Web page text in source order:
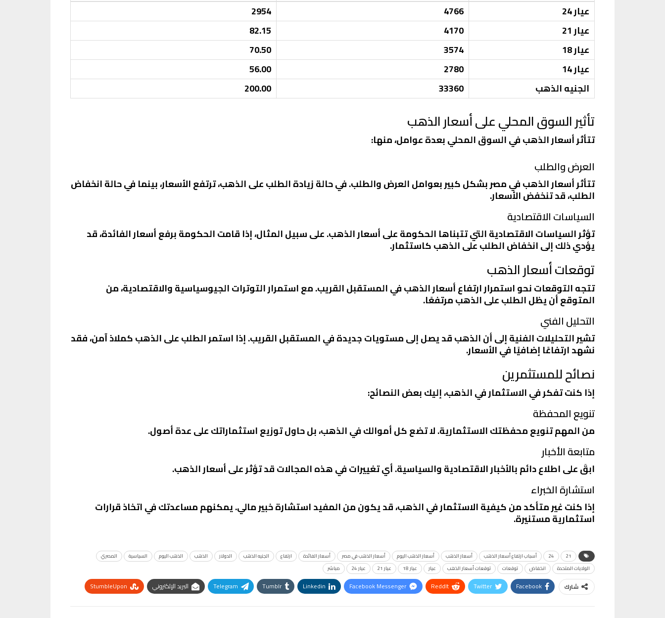
عيار 24
4766
2954
عيار 21
4170
82.15
عيار 18
3574
70.50
عيار 14
2780
56.00
الجنيه الذهب
33360
200.00
تأثير السوق المحلي على أسعار الذهب
تتأثر أسعار الذهب في السوق المحلي بعدة عوامل، منها:
العرض والطلب
تتأثر أسعار الذهب في مصر بشكل كبير بعوامل العرض والطلب. في حالة زيادة الطلب على الذهب، ترتفع الأسعار، بينما في حالة انخفاض
الطلب، قد تنخفض الأسعار.
السياسات الاقتصادية
تؤثر السياسات الاقتصادية التي تتبناها الحكومة على أسعار الذهب. على سبيل المثال، إذا قامت الحكومة برفع أسعار الفائدة، قد
يؤدي ذلك إلى انخفاض الطلب على الذهب كاستثمار.
توقعات أسعار الذهب
تتجه التوقعات نحو استمرار ارتفاع أسعار الذهب في المستقبل القريب. مع استمرار التوترات الجيوسياسية والاقتصادية، من
المتوقع أن يظل الطلب على الذهب مرتفعًا.
التحليل الفني
تشير التحليلات الفنية إلى أن الذهب قد يصل إلى مستويات جديدة في المستقبل القريب. إذا استمر الطلب على الذهب كملاذ آمن، فقد
نشهد ارتفاعًا إضافيًا في الأسعار.
نصائح للمستثمرين
إذا كنت تفكر في الاستثمار في الذهب، إليك بعض النصائح:
تنويع المحفظة
من المهم تنويع محفظتك الاستثمارية. لا تضع كل أموالك في الذهب، بل حاول توزيع استثماراتك على عدة أصول.
متابعة الأخبار
ابقَ على اطلاع دائم بالأخبار الاقتصادية والسياسية. أي تغييرات في هذه المجالات قد تؤثر على أسعار الذهب.
استشارة الخبراء
إذا كنت غير متأكد من كيفية الاستثمار في الذهب، قد يكون من المفيد استشارة خبير مالي. يمكنهم مساعدتك في اتخاذ قرارات
استثمارية مستنيرة.
21
24 أسباب ارتفاع أسعار الذهب أسعار الذهب أسعار الذهب اليوم أسعار الذهب في مصر أسعار الفائدة ارتفاع الجنيه الذهب الدولار الذهب الذهب اليوم السياسية
المصري
الولايات المتحدة
انخفاض توقعات توقعات أسعار الذهب عيار عيار 18 عيار 21 عيار 24 مباشر
شارك Facebook
Twitter
ReddIt
Facebook Messenger
Linkedin
Tumblr
Telegram البريد الإلكتروني
StumbleUpon